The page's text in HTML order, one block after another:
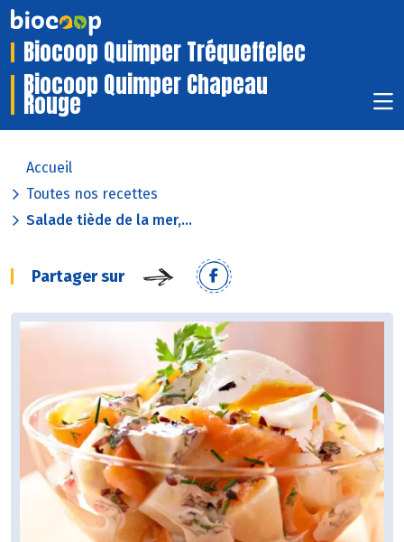
Biocoop Quimper Tréqueffelec
Biocoop Quimper Chapeau
Rouge
Accueil
Toutes nos recettes
Salade tiède de la mer,...
Partager sur